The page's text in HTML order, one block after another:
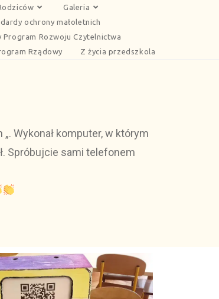
Galeria
ochrony małoletnich
Program Rozwoju Czytelnictwa
Rządowy
Z życia przedszkola
Wykonał komputer, w którym
Spróbujcie sami telefonem